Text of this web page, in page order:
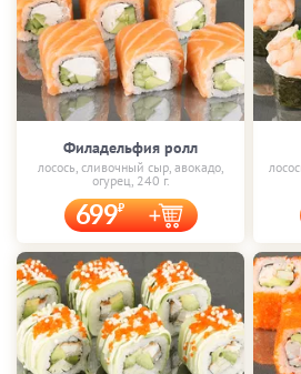
Филадельфия ролл
лосось, сливочный сыр, авокадо,
огурец, 240 г.
699